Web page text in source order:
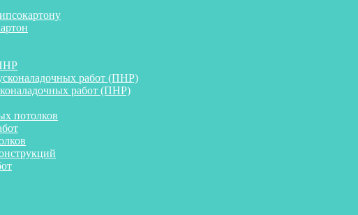
работ (ПНР)
работ (ПНР)
потолков